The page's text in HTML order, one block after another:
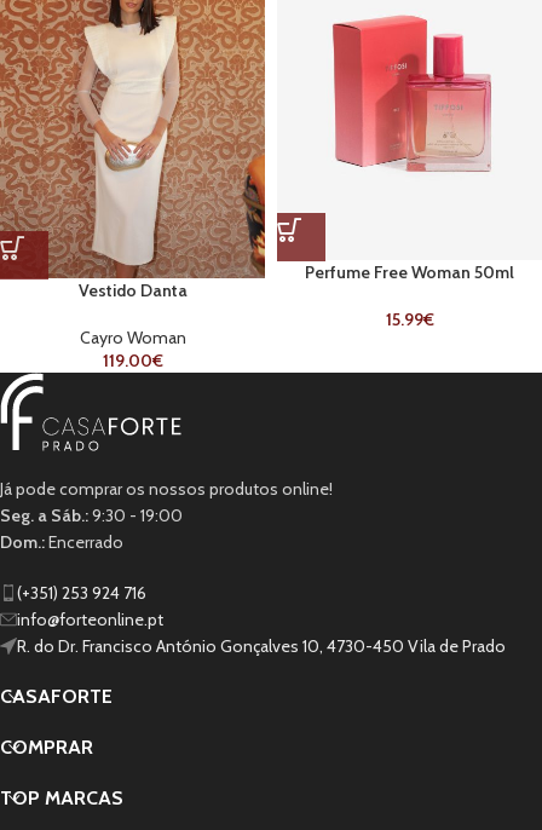
Vestido Danta
Cayro Woman
119.00€
Perfume Free Woman 50ml
15.99€
Já pode comprar os nossos produtos online!
Seg. a Sáb.:9:30 - 19:00
Dom.:Encerrado
(+351) 253 924 716
info@forteonline.pt
R. do Dr. Francisco António Gonçalves 10, 4730-450 Vila de Prado
CASAFORTE
COMPRAR
TOP MARCAS